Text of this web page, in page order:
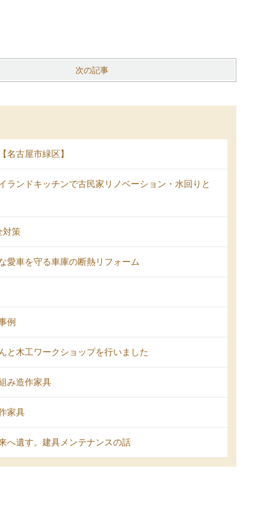
次の記事
古屋市緑区】
ンドキッチンで古民家リノベーション・水回りと
対策
愛車を守る車庫の断熱リフォーム
例
と木工ワークショップを行いました
み造作家具
家具
へ遺す。建具メンテナンスの話